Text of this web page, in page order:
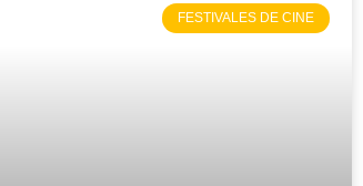
FESTIVALES DE CINE